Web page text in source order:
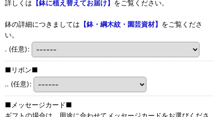
詳しくは 【鉢に植え替えてお届け】 をご覧ください。
鉢の詳細につきましては 【鉢・綱木紋・園芸資材】 をご覧くださ
い。
. (任意):
■リボン■
.. (任意):
■メッセージカード■
ギフトの場合は、用途に合わせてメッセージカードをお選びくださ